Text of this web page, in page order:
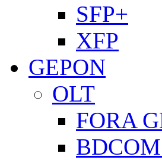
SFP+
XFP
GEPON
OLT
FORA